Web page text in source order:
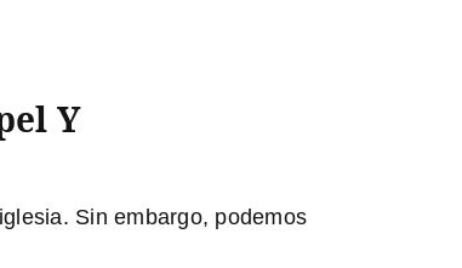
Y
Sin embargo, podemos